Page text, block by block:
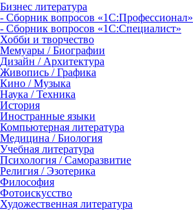
Бизнес литература
- Сборник вопросов «1С:Профессионал»
- Сборник вопросов «1С:Специалист»
Хобби и творчество
Мемуары / Биографии
Дизайн / Архитектура
Живопись / Графика
Кино / Музыка
Наука / Техника
История
Иностранные языки
Компьютерная литература
Медицина / Биология
Учебная литература
Психология / Саморазвитие
Религия / Эзотерика
Философия
Фотоискусство
Художественная литература